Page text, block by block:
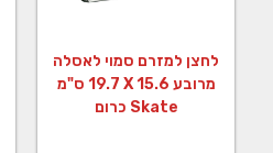
לחצן למזרם סמוי לאסלה
מרובע 15.6 X ‏19.7 ס"מ
Skate כרום